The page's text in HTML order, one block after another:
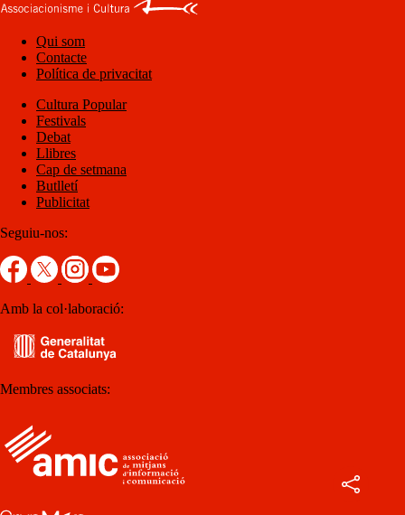
Qui som
Contacte
Política de privacitat
Cultura Popular
Festivals
Debat
Llibres
Cap de setmana
Butlletí
Publicitat
Seguiu-nos:
Amb la col·laboració:
Membres associats: